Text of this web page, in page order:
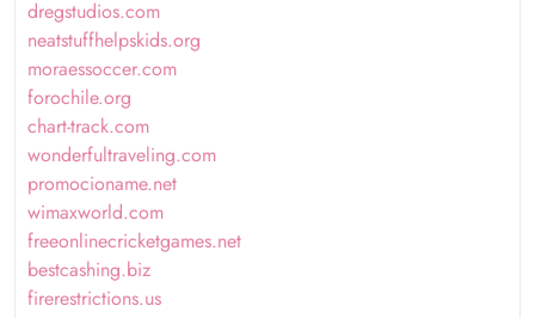
dregstudios.com
neatstuffhelpskids.org
moraessoccer.com
forochile.org
chart-track.com
wonderfultraveling.com
promocioname.net
wimaxworld.com
freeonlinecricketgames.net
bestcashing.biz
firerestrictions.us